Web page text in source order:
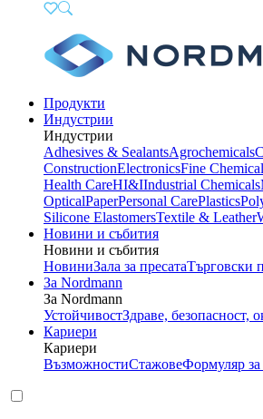
Продукти
Индустрии
Индустрии
Adhesives & SealantsAgrochemicals
ConstructionElectronicsFine
Health CareHI&IIndustrial Chemicals
OpticalPaperPersonal CarePlastics
Silicone ElastomersTextile & Leather
Новини и събития
Новини и събития
НовиниЗала за пресатаТърговски
За Nordmann
За Nordmann
УстойчивостЗдраве, безопасност,
Кариери
Кариери
ВъзможностиСтажовеФормуляр за